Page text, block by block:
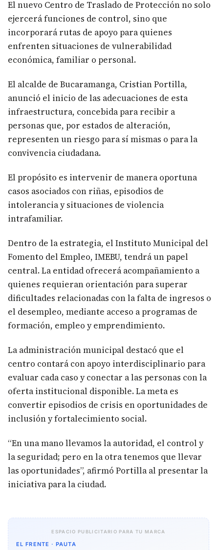
El nuevo Centro de Traslado de Protección no solo
ejercerá funciones de control, sino que
incorporará rutas de apoyo para quienes
enfrenten situaciones de vulnerabilidad
económica, familiar o personal.
El alcalde de Bucaramanga, Cristian Portilla,
anunció el inicio de las adecuaciones de esta
infraestructura, concebida para recibir a
personas que, por estados de alteración,
representen un riesgo para sí mismas o para la
convivencia ciudadana.
El propósito es intervenir de manera oportuna
casos asociados con riñas, episodios de
intolerancia y situaciones de violencia
intrafamiliar.
Dentro de la estrategia, el Instituto Municipal del
Fomento del Empleo, IMEBU, tendrá un papel
central. La entidad ofrecerá acompañamiento a
quienes requieran orientación para superar
dificultades relacionadas con la falta de ingresos o
el desempleo, mediante acceso a programas de
formación, empleo y emprendimiento.
La administración municipal destacó que el
centro contará con apoyo interdisciplinario para
evaluar cada caso y conectar a las personas con la
oferta institucional disponible. La meta es
convertir episodios de crisis en oportunidades de
inclusión y fortalecimiento social.
“En una mano llevamos la autoridad, el control y
la seguridad; pero en la otra tenemos que llevar
las oportunidades”, afirmó Portilla al presentar la
iniciativa para la ciudad.
ESPACIO PUBLICITARIO PARA TU MARCA
EL FRENTE · PAUTA